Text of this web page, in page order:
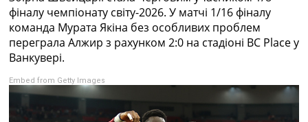
Таблиця Ла Ліги
Таблиця Ліги Чемпіонів
Всі таблиці >>>
Рейтинги
Рейтинг клубів УЄФА
Рейтинг ФІФА
Телепрограма
фіналу чемпіонату світу-2026. У матчі 1/16 фіналу
команда Мурата Якіна без особливих проблем
переграла Алжир з рахунком 2:0 на стадіоні BC Place у
Ванкувері.
Embed from Getty Images